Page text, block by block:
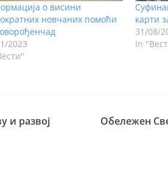
о висини
новчаних помоћи
2023
карти
31/08/
In
и развој
Обележен